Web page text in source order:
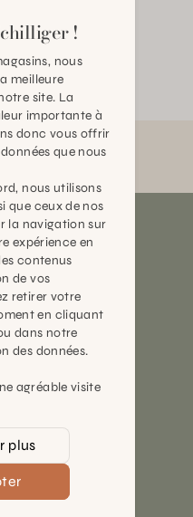
!
nous
meilleure
site. La
importante à
donc vous offrir
que nous
nous utilisons
que ceux de nos
la navigation sur
expérience en
contenus
de vos
retirer votre
en cliquant
dans notre
des données.
agréable visite
plus